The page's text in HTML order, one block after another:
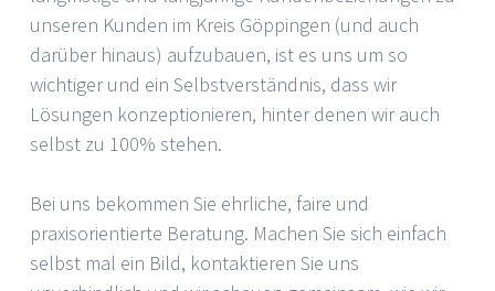
unseren Kunden im Kreis Göppingen (und auch
darüber hinaus) aufzubauen, ist es uns um so
wichtiger und ein Selbstverständnis, dass wir
Lösungen konzeptionieren, hinter denen wir auch
selbst zu 100% stehen.
Bei uns bekommen Sie ehrliche, faire und
praxisorientierte Beratung. Machen Sie sich einfach
selbst mal ein Bild, kontaktieren Sie uns